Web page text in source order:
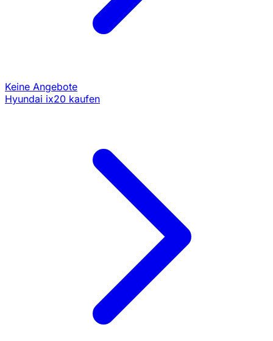
Keine Angebote
Hyundai ix20 kaufen